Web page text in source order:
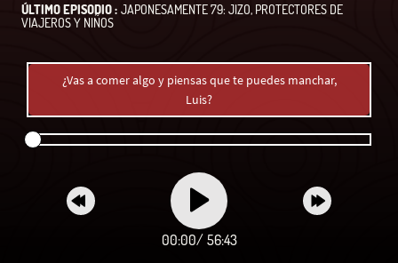
ÚLTIMO EPISODIO : JAPONESAMENTE 79: JIZO, PROTECTORES DE
VIAJEROS Y NIÑOS
¿Vas a comer algo y piensas que te puedes manchar,
Luis?
00:00/ 56:43